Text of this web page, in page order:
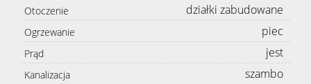
Otoczenie działki zabudowane
Ogrzewanie piec
Prąd jest
Kanalizacja szambo